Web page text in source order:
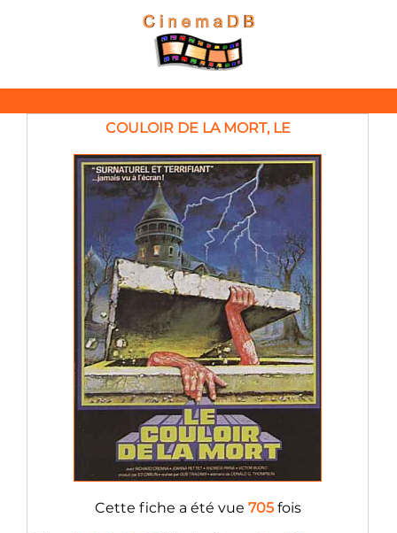
COULOIR DE LA MORT, LE
Cette fiche a été vue 705fois